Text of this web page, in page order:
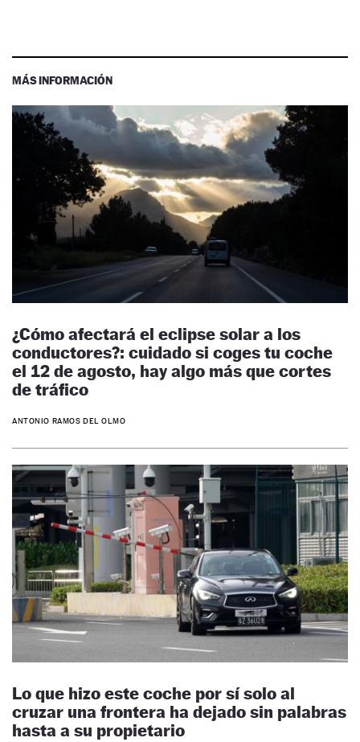
MÁS INFORMACIÓN
¿Cómo afectará el eclipse solar a los
conductores?: cuidado si coges tu coche
el 12 de agosto, hay algo más que cortes
de tráfico
ANTONIO RAMOS DEL OLMO
Lo que hizo este coche por sí solo al
cruzar una frontera ha dejado sin palabras
hasta a su propietario